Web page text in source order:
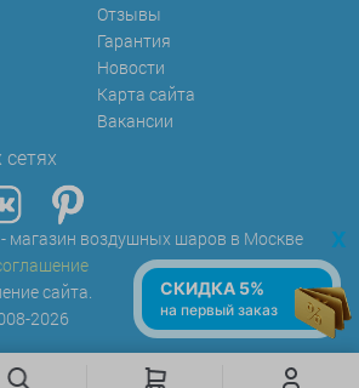
Отзывы
Гарантия
Новости
Карта сайта
Вакансии
- магазин воздушных шаров в Москве
сайта.
2026
x
СКИДКА 5%
на первый заказ